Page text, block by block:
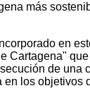
más
en
Cartagena"
de una
en los objetivos